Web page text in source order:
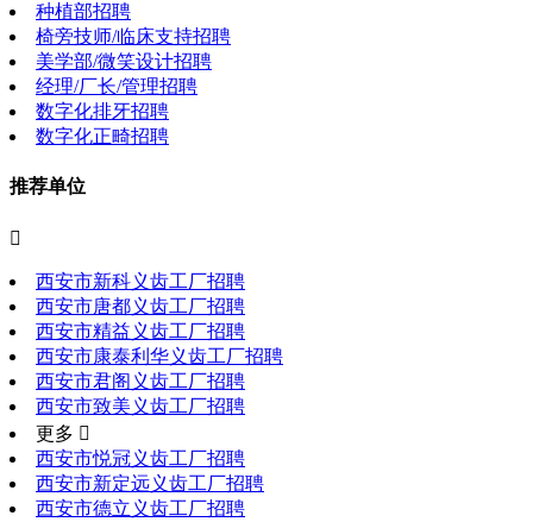
种植部招聘
椅旁技师/临床支持招聘
美学部/微笑设计招聘
经理/厂长/管理招聘
数字化排牙招聘
数字化正畸招聘
推荐单位

西安市新科义齿工厂招聘
西安市唐都义齿工厂招聘
西安市精益义齿工厂招聘
西安市康泰利华义齿工厂招聘
西安市君阁义齿工厂招聘
西安市致美义齿工厂招聘
更多 
西安市悦冠义齿工厂招聘
西安市新定远义齿工厂招聘
西安市德立义齿工厂招聘